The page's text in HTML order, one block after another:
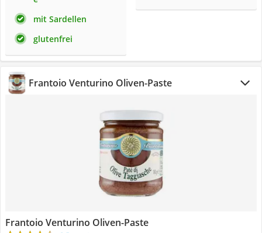
mit Sardellen
glutenfrei
Frantoio Venturino Oliven-Paste
Frantoio Venturino Oliven-Paste